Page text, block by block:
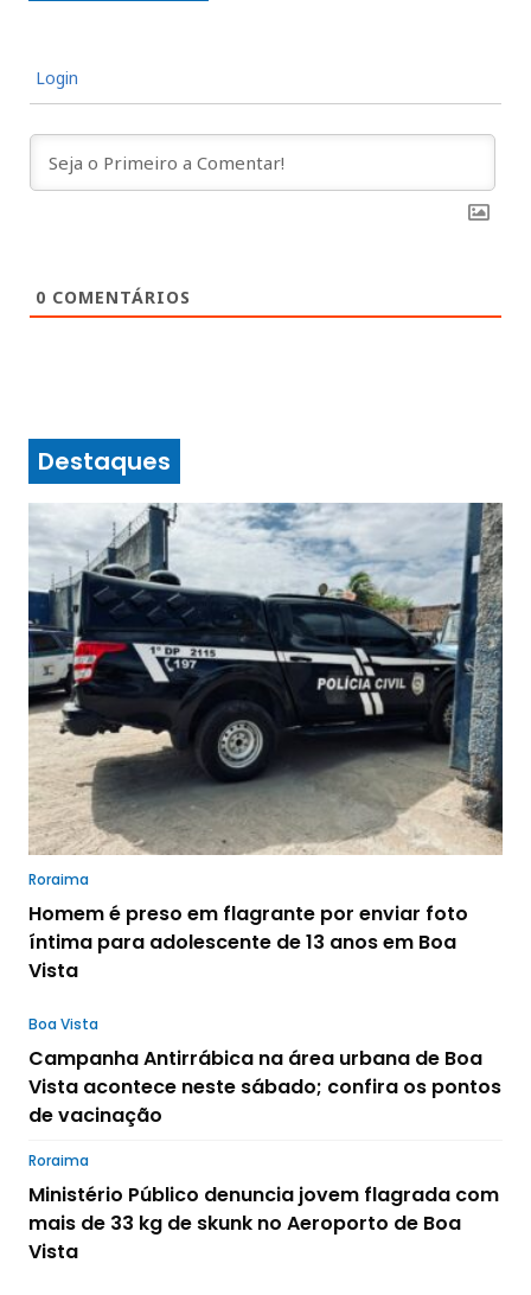
Login
0 COMENTÁRIOS
Destaques
Roraima
Homem é preso em flagrante por enviar foto
íntima para adolescente de 13 anos em Boa
Vista
Boa Vista
Campanha Antirrábica na área urbana de Boa
Vista acontece neste sábado; confira os pontos
de vacinação
Roraima
Ministério Público denuncia jovem flagrada com
mais de 33 kg de skunk no Aeroporto de Boa
Vista